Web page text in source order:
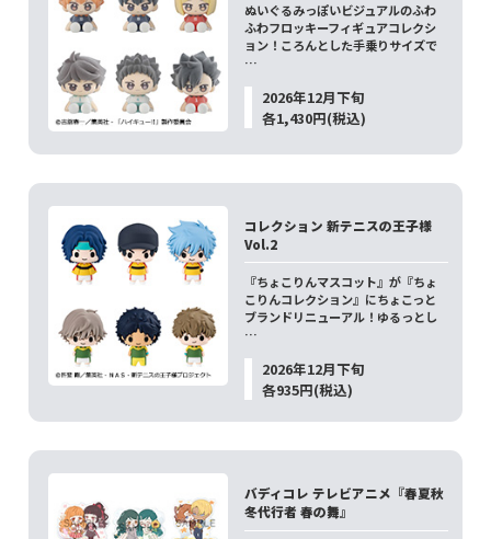
ぬいぐるみっぽいビジュアルのふわ
ふわフロッキーフィギュアコレクシ
ョン！ころんとした手乗りサイズで
…
2026年12月下旬
各1,430円(税込)
コレクション 新テニスの王子様
Vol.2
『ちょこりんマスコット』が『ちょ
こりんコレクション』にちょこっと
ブランドリニューアル！ゆるっとし
…
2026年12月下旬
各935円(税込)
バディコレ テレビアニメ『春夏秋
冬代行者 春の舞』